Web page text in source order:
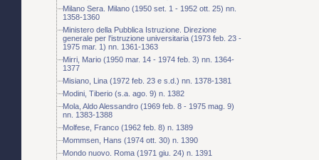
Milano Sera. Milano (1950 set. 1 - 1952 ott. 25) nn.
1358-1360
Ministero della Pubblica Istruzione. Direzione
generale per l'istruzione universitaria (1973 feb. 23 -
1975 mar. 1) nn. 1361-1363
Mirri, Mario (1950 mar. 14 - 1974 feb. 3) nn. 1364-
1377
Misiano, Lina (1972 feb. 23 e s.d.) nn. 1378-1381
Modini, Tiberio (s.a. ago. 9) n. 1382
Mola, Aldo Alessandro (1969 feb. 8 - 1975 mag. 9)
nn. 1383-1388
Molfese, Franco (1962 feb. 8) n. 1389
Mommsen, Hans (1974 ott. 30) n. 1390
Mondo nuovo. Roma (1971 giu. 24) n. 1391